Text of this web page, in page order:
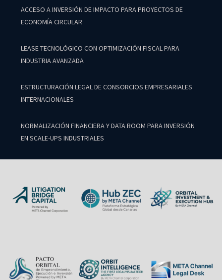
ACCESO A INVERSIÓN DE IMPACTO PARA PROYECTOS DE
ECONOMÍA CIRCULAR
LEASE TECNOLÓGICO CON OPTIMIZACIÓN FISCAL PARA
INDUSTRIA AVANZADA
ESTRUCTURACIÓN LEGAL DE CONSORCIOS EMPRESARIALES
INTERNACIONALES
NORMALIZACIÓN FINANCIERA Y DATA ROOM PARA INVERSIÓN
EN SCALE-UPS INDUSTRIALES